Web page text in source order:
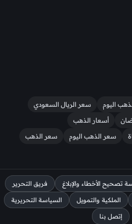
اليوم
سعر الريال السعودي
أسعار الذهب
سعر الذهب اليوم سعر الذهب
تصحيح الأخطاء والإبلاغ فريق التحرير
الملكية والتمويل السياسة التحريرية
إتصل بنا